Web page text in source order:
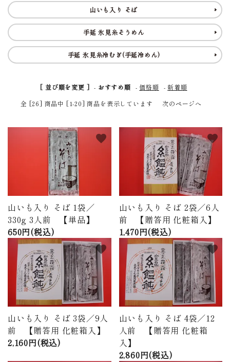
ACCOUNT MENU
ようこそ ゲスト 様
meeting_room ログイン person 新規会員登録
価格から探す
プライバシーポリシー
特定商取引法について
お問い合わせ
ページ一覧
山いも入り そば
手延 氷見糸そうめん
手延 氷見糸冷むぎ(手延冷めん)
[ 並び順を変更 ] - おすすめ順 -価格順 -新着順
全 [26] 商品中 [1-20] 商品を表示しています
次のページへ
山いも入り そば 1袋／
330g 3人前 【単品】
650円(税込)
favorite
山いも入り そば 2袋／6人
前 【贈答用 化粧箱入】
1,470円(税込)
favorite
山いも入り そば 3袋／9人
前 【贈答用 化粧箱入】
2,160円(税込)
favorite
山いも入り そば 4袋／12
人前 【贈答用 化粧箱
入】
2,860円(税込)
favorite